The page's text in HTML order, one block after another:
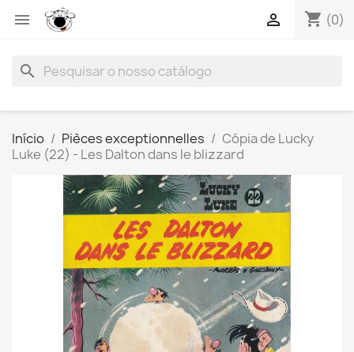
 shopping_cart (0)

search
Início Pièces exceptionnelles
Cópia de Lucky
Luke (22) - Les Dalton dans le blizzard